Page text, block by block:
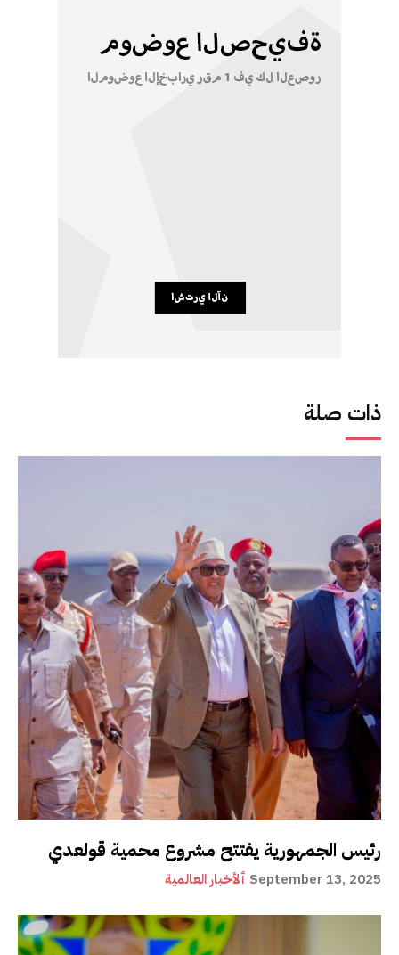
ذات صلة
رئيس الجمهورية يفتتح مشروع محمية قولعدي
ألأخبار العالمية September 13, 2025